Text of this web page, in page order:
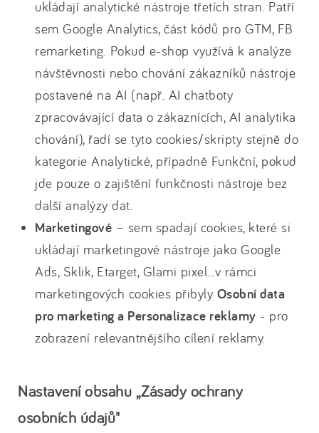
ukládají analytické nástroje třetích stran. Patří
sem Google Analytics, část kódů pro GTM, FB
remarketing. Pokud e-shop využívá k analýze
návštěvnosti nebo chování zákazníků nástroje
postavené na AI (např. AI chatboty
zpracovávající data o zákaznících, AI analytika
chování), řadí se tyto cookies/skripty stejně do
kategorie Analytické, případně Funkční, pokud
jde pouze o zajištění funkčnosti nástroje bez
další analýzy dat.
Marketingové – sem spadají cookies, které si
ukládají marketingové nástroje jako Google
Ads, Sklik, Etarget, Glami pixel...v rámci
marketingových cookies přibyly Osobní data
pro marketing a Personalizace reklamy - pro
zobrazení relevantnějšího cílení reklamy.
Nastavení obsahu „Zásady ochrany
osobních údajů"